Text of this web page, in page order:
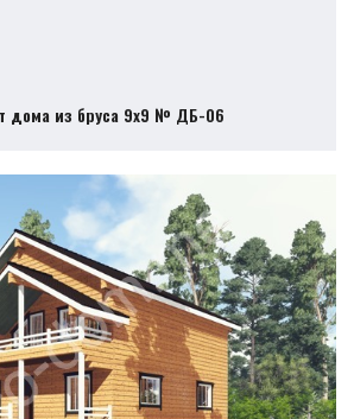
дома из бруса 9х9 № ДБ-06